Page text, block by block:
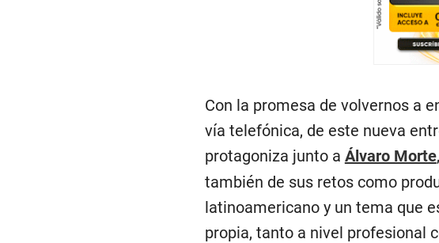
Con la promesa de volvernos a
vía telefónica, de este nueva
protagoniza junto a Álvaro Morte
también de sus retos como
latinoamericano y un tema que
propia, tanto a nivel profesional